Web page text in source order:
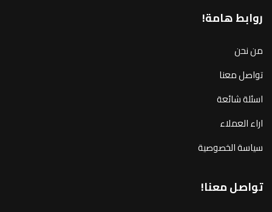
روابط هامة!
من نحن
تواصل معنا
اسئلة شائعة
اراء العملاء
سياسة الخصوصية
تواصل معنا!